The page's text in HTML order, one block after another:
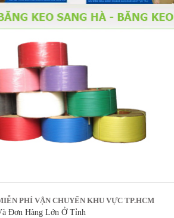
PHÍ VẬN CHUYỂN KHU VỰC TP.HCM
Đơn Hàng Lớn Ở Tỉnh